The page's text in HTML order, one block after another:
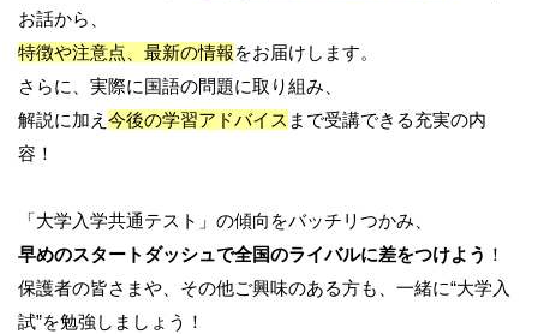
お話から、
特徴や注意点、最新の情報をお届けします。
さらに、実際に国語の問題に取り組み、
解説に加え 今後の学習アドバイス まで受講できる充実の内
容！
「大学入学共通テスト」の傾向をバッチリつかみ、
早めのスタートダッシュで全国のライバルに差をつけよう ！
保護者の皆さまや、その他ご興味のある方も、一緒に“大学入
試”を勉強しましょう！